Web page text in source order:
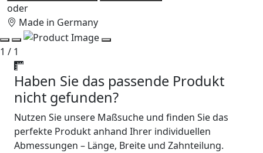
oder
Made in Germany
1 / 1
Haben Sie das passende Produkt
nicht gefunden?
Nutzen Sie unsere Maßsuche und finden Sie das
perfekte Produkt anhand Ihrer individuellen
Abmessungen – Länge, Breite und Zahnteilung.